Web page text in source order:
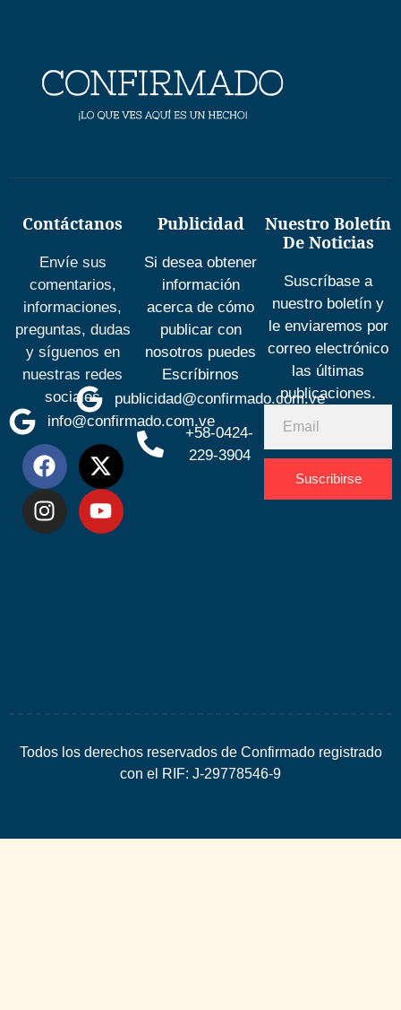
Contáctanos
Envíe sus
comentarios,
informaciones,
preguntas, dudas
y síguenos en
nuestras redes
sociales
info@confirmado.com.ve
Publicidad
Si desea obtener
información
acerca de cómo
publicar con
nosotros puedes
Escríbirnos
publicidad@confirmado.com.ve
+58-0424-
229-3904
Nuestro Boletín
De Noticias
Suscríbase a
nuestro boletín y
le enviaremos por
correo electrónico
las últimas
publicaciones.
Suscribirse
Todos los derechos reservados de Confirmado registrado
con el RIF: J-29778546-9